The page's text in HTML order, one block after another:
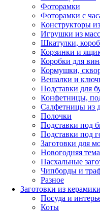
Фоторамки
Фоторамки с
Конструкторы
Игрушки из
Шкатулки,
Корзинки и
Коробки для
Кормушки,
Вешалки и
Подставки для
Конфетницы,
Салфетницы из
Полочки
Подставки под
Подставки под
Заготовки для
Новогодняя
Пасхальные
Чипборды и
Разное
Заготовки из керамики
Посуда и
Коты